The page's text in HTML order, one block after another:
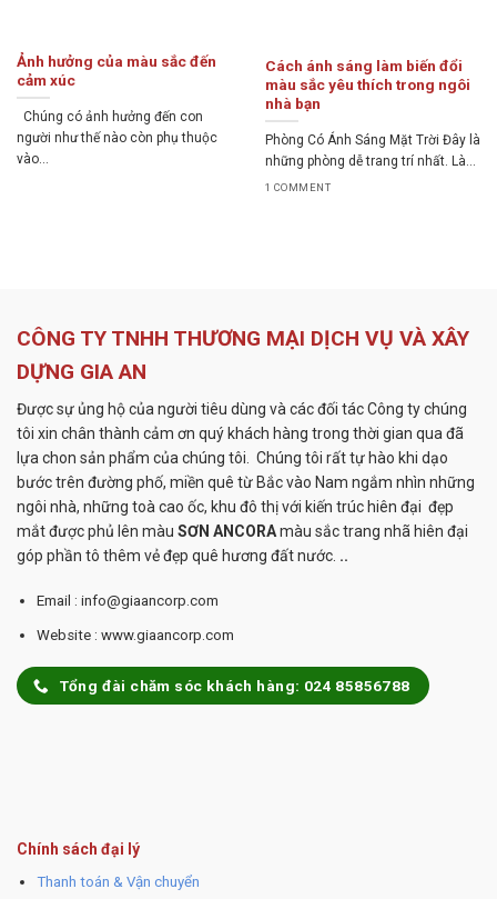
Ảnh hưởng của màu sắc đến
cảm xúc
Chúng có ảnh hưởng đến con
người như thế nào còn phụ thuộc
vào...
Cách ánh sáng làm biến đổi
màu sắc yêu thích trong ngôi
nhà bạn
Phòng Có Ánh Sáng Mặt Trời Đây là
những phòng dễ trang trí nhất. Là...
1 COMMENT
CÔNG TY TNHH THƯƠNG MẠI DỊCH VỤ VÀ XÂY
DỰNG GIA AN
Được sự ủng hộ của người tiêu dùng và các đối tác Công ty chúng
tôi xin chân thành cảm ơn quý khách hàng trong thời gian qua đã
lựa chon sản phẩm của chúng tôi. Chúng tôi rất tự hào khi dạo
bước trên đường phố, miền quê từ Bắc vào Nam ngắm nhìn những
ngôi nhà, những toà cao ốc, khu đô thị với kiến trúc hiên đại đẹp
mắt được phủ lên màu SƠN ANCORAmàu sắc trang nhã hiên đại
góp phần tô thêm vẻ đẹp quê hương đất nước. ..
Email : info@giaancorp.com
Website : www.giaancorp.com
Tổng đài chăm sóc khách hàng: 024 85856788
Chính sách đại lý
Thanh toán & Vận chuyển